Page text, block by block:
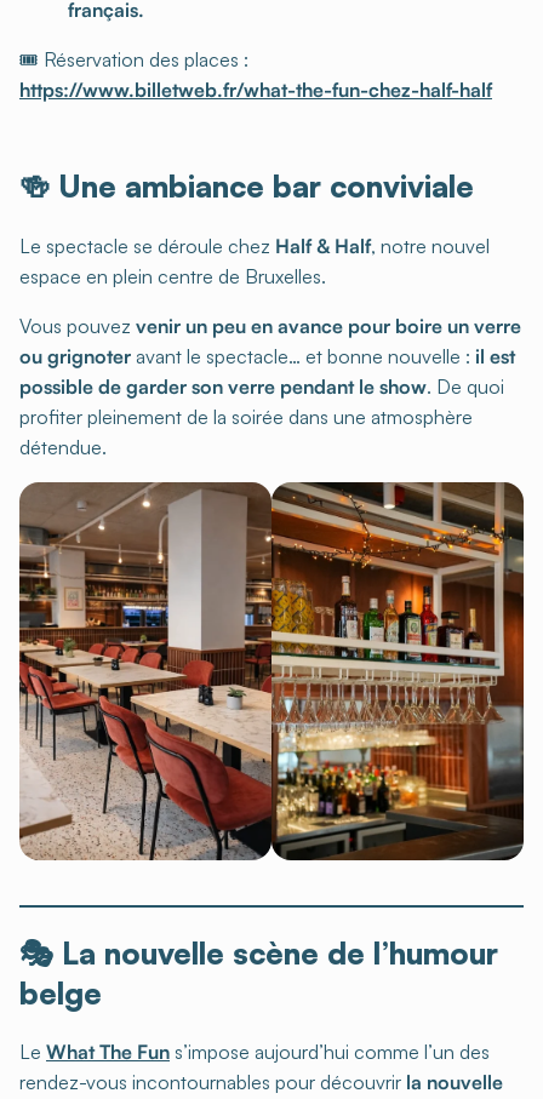
français.
🎟 Réservation des places :
https://www.billetweb.fr/what-the-fun-chez-half-half
🍻 Une ambiance bar conviviale
Le spectacle se déroule chez Half & Half, notre nouvel
espace en plein centre de Bruxelles.
Vous pouvez venir un peu en avance pour boire un verre
ou grignoter avant le spectacle… et bonne nouvelle : il est
possible de garder son verre pendant le show. De quoi
profiter pleinement de la soirée dans une atmosphère
détendue.
🎭 La nouvelle scène de l’humour
belge
Le What The Fun s’impose aujourd’hui comme l’un des
rendez-vous incontournables pour découvrir la nouvelle